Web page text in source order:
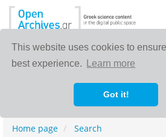
This website uses cookies to
best experience.
Learn more
Got it!
Home page Search